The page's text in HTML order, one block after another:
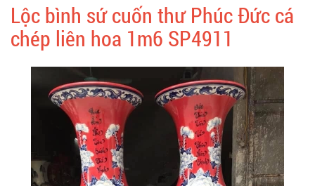
Lộc bình sứ cuốn thư Phúc Đức cá
chép liên hoa 1m6 SP4911